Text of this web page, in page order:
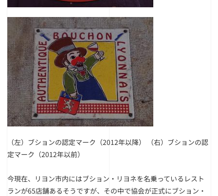
（左）ブションの認定マーク（2012年以降）
（右）ブションの認
定マーク（2012年以前）
今現在、リヨン市内にはブション・リヨネを名乗っているレスト
ランが65店舗あるそうですが、その中で協会が正式にブション・